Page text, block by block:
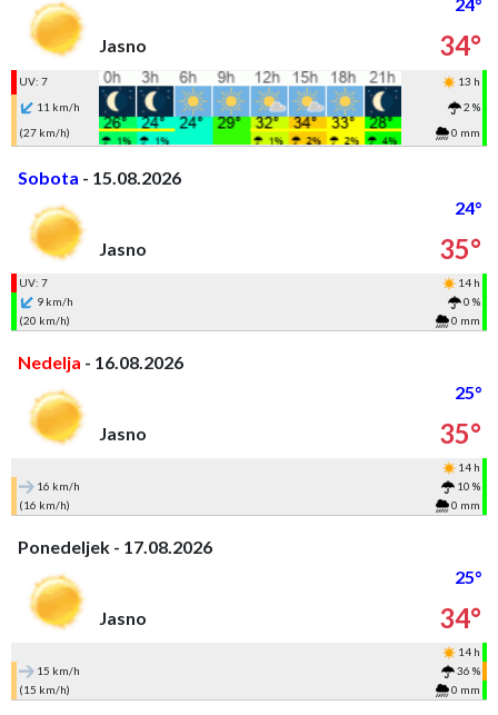
Jasno
34°
UV: 7
13 h
11 km/h
2 %
(27 km/h)
0 mm
Sobota - 15.08.2026
24°
Jasno
35°
UV: 7
14 h
9 km/h
0 %
(20 km/h)
0 mm
Nedelja - 16.08.2026
25°
Jasno
35°
14 h
16 km/h
10 %
(16 km/h)
0 mm
Ponedeljek - 17.08.2026
25°
Jasno
34°
14 h
15 km/h
36 %
(15 km/h)
0 mm